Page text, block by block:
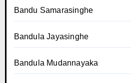
Bandu Samarasinghe
Bandula Jayasinghe
Bandula Mudannayaka